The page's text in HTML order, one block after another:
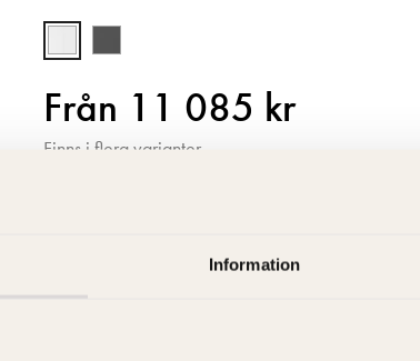
Information
Från 11 085 kr
Finns i flera varianter